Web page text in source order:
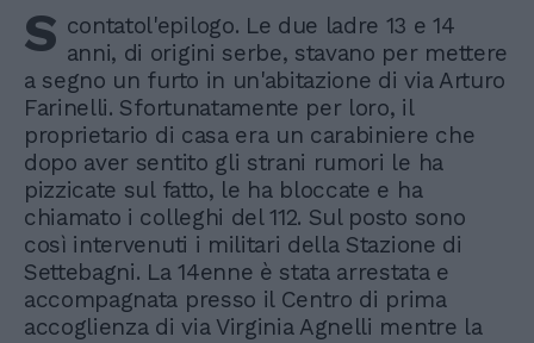
S contatol'epilogo. Le due ladre 13 e 14
anni, di origini serbe, stavano per mettere
a segno un furto in un'abitazione di via Arturo
Farinelli. Sfortunatamente per loro, il
proprietario di casa era un carabiniere che
dopo aver sentito gli strani rumori le ha
pizzicate sul fatto, le ha bloccate e ha
chiamato i colleghi del 112. Sul posto sono
così intervenuti i militari della Stazione di
Settebagni. La 14enne è stata arrestata e
accompagnata presso il Centro di prima
accoglienza di via Virginia Agnelli mentre la